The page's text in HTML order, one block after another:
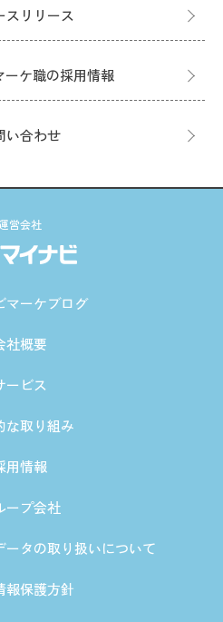
スリリース
ーケ職の採用情報
い合わせ
営会社
マーケブログ
社概要
ービス
な取り組み
用情報
ープ会社
ータの取り扱いについて
報保護方針